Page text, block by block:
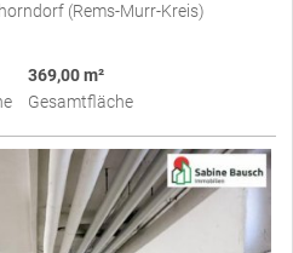
(Rems-Murr-Kreis)
369,00 m²
Gesamtfläche